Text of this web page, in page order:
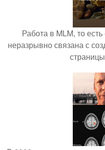
Работа в MLM, то
неразрывно связана с